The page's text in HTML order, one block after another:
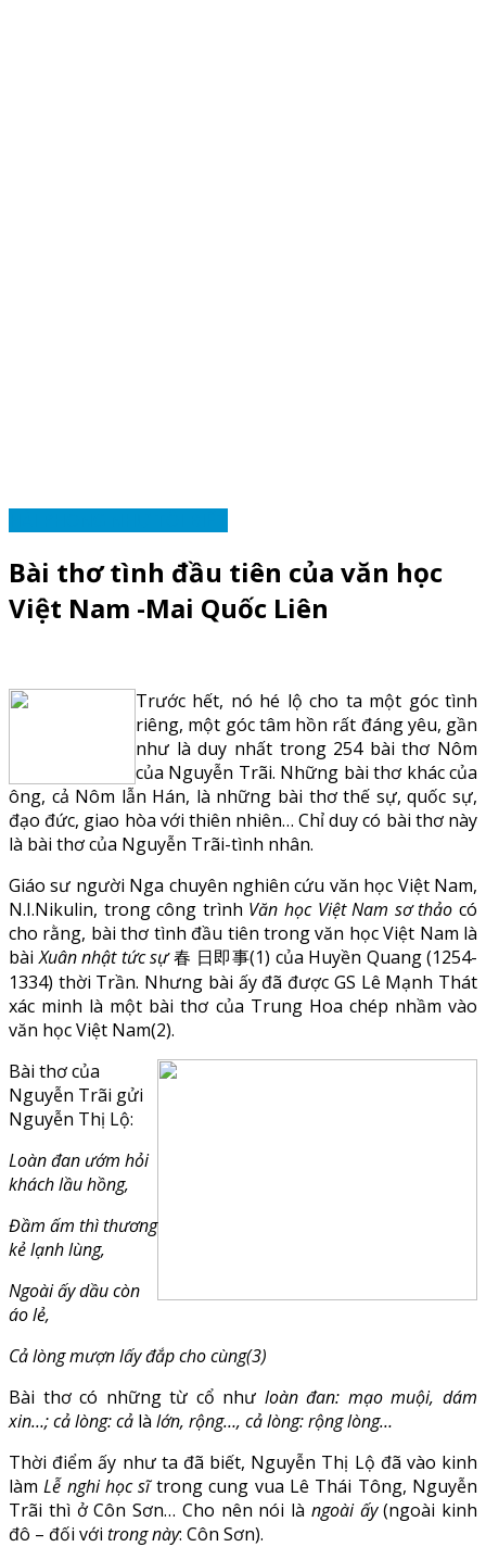
Bài thơ tình đầu tiên của văn học
Việt Nam -Mai Quốc Liên
Trước hết, nó hé lộ cho ta một góc tình
riêng, một góc tâm hồn rất đáng yêu, gần
như là duy nhất trong 254 bài thơ Nôm
của Nguyễn Trãi. Những bài thơ khác của
ông, cả Nôm lẫn Hán, là những bài thơ thế sự, quốc sự,
đạo đức, giao hòa với thiên nhiên… Chỉ duy có bài thơ này
là bài thơ của Nguyễn Trãi-tình nhân.
Giáo sư người Nga chuyên nghiên cứu văn học Việt Nam,
N.I.Nikulin, trong công trình Văn học Việt Nam sơ thảocó
cho rằng, bài thơ tình đầu tiên trong văn học Việt Nam là
bàiXuân nhật tức sự春 日即事(1) của Huyền Quang (1254-
1334) thời Trần. Nhưng bài ấy đã được GS Lê Mạnh Thát
xác minh là một bài thơ của Trung Hoa chép nhầm vào
văn học Việt Nam(2).
Bài thơ của
Nguyễn Trãi gửi
Nguyễn Thị Lộ:
Loàn đan ướm hỏi
khách lầu hồng,
Đầm ấm thì thương
kẻ lạnh lùng,
Ngoài ấy dầu còn
áo lẻ,
Cả lòng mượn lấy đắp cho cùng(3)
Bài thơ có những từ cổ như loàn đan: mạo muội, dám
xin…; cả lòng: cả là lớn, rộng…, cả lòng: rộng lòng…
Thời điểm ấy như ta đã biết, Nguyễn Thị Lộ đã vào kinh
làmLễ nghi học sĩtrong cung vua Lê Thái Tông, Nguyễn
Trãi thì ở Côn Sơn… Cho nên nói là ngoài ấy(ngoài kinh
đô – đối với trong này: Côn Sơn).